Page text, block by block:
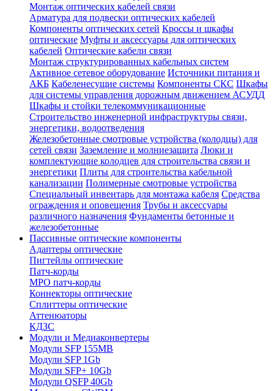
Монтаж оптических кабелей связи
Арматура для подвески оптических кабелей
Компоненты оптических сетей Кроссы и шкафы
оптические Муфты и аксессуары для оптических
кабелей Оптические кабели связи
Монтаж структурированных кабельных систем
Активное сетевое оборудование Источники питания и
АКБ Кабеленесущие системы Компоненты СКС Шкафы
для системы управления дорожным движением АСУДД
Шкафы и стойки телекоммуникационные
Строительство инженерной инфраструктуры связи,
энергетики, водоотведения
Железобетонные смотровые устройства (колодцы) для
сетей связи Заземление и молниезащита Люки и
комплектующие колодцев для строительства связи и
энергетики Плиты для строительства кабельной
канализации Полимерные смотровые устройства
Специальный инвентарь для монтажа кабеля Средства
ограждения и оповещения Трубы и аксессуары
различного назначения Фундаменты бетонные и
железобетонные
Пассивные оптические компоненты
Адаптеры оптические
Пигтейлы оптические
Патч-корды
MPO патч-корды
Коннекторы оптические
Сплиттеры оптические
Аттенюаторы
КДЗС
Модули и Медиаконвертеры
Модули SFP 155MB
Модули SFP 1Gb
Модули SFP+ 10Gb
Модули QSFP 40Gb